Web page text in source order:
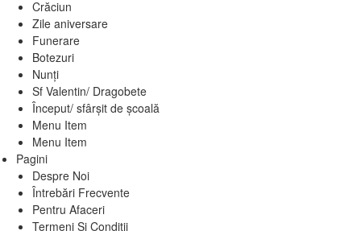
Crăciun
Zile aniversare
Funerare
Botezuri
Nunți
Sf Valentin/ Dragobete
Început/ sfârșit de școală
Menu Item
Menu Item
Pagini
Despre Noi
Întrebări Frecvente
Pentru Afaceri
Termeni Și Condiții